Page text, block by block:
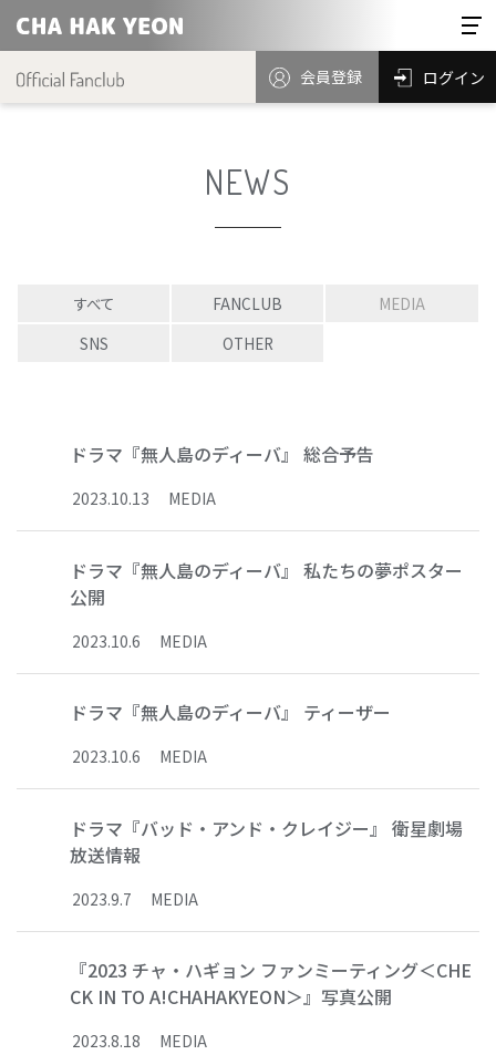
会員登録 ログイン
NEWS
すべて FANCLUB
MEDIA
SNS
OTHER
ドラマ『無人島のディーバ』 総合予告
2023.10.13 MEDIA
ドラマ『無人島のディーバ』 私たちの夢ポスター
公開
2023.10.6 MEDIA
ドラマ『無人島のディーバ』 ティーザー
2023.10.6 MEDIA
ドラマ『バッド・アンド・クレイジー』 衛星劇場
放送情報
2023.9.7 MEDIA
『2023 チャ・ハギョン ファンミーティング＜CHE
CK IN TO A!CHAHAKYEON＞』写真公開
2023.8.18 MEDIA